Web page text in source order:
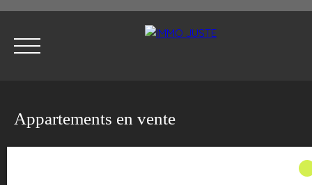
ESTIMATION
Appartements en vente